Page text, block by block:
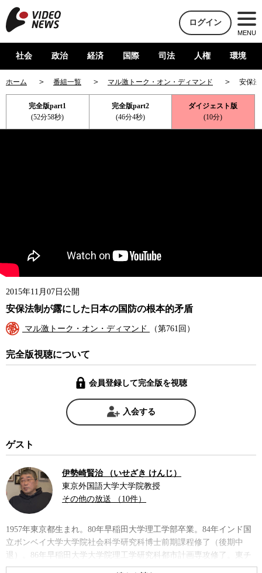
ログイン
MENU
社会 政治 経済 国際 司法 人権 環境
ホーム 番組一覧 マル激トーク・オン・ディマンド 安保法
完全版part1
(52分58秒)
完全版part2
(46分4秒)
ダイジェスト版
(10分)
2015年11月07日公開
安保法制が露にした日本の国防の根本的矛盾
マル激トーク・オン・ディマンド （第761回）
完全版視聴について
会員登録して完全版を視聴
入会する
ゲスト
伊勢崎賢治 （いせざき けんじ）
東京外国語大学大学院教授
その他の放送 （10件）
1957年東京都生まれ。80年早稲田大学理工学部卒業。84年インド国
立ボンベイ大学大学院社会科学研究科博士前期課程修了（後期中
退）。86年早稲田大学大学院理工学研究科都市計画専攻修了。東チ
モール暫定統治機構県知事、国連シエラレオネ派遣団武装解除統括